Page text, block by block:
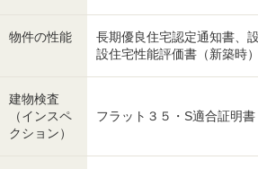
物件の性能
長期優良住宅認定通知書、
設住宅性能評価書（新築時）
建物検査
（インスペ
クション）
フラット３５・S適合証明書